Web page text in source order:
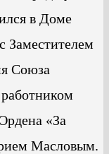
в Доме
Заместителем
Союза
«За
Масловым.